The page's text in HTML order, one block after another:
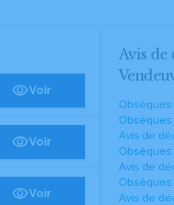
Voir
Voir
Voir
Avis de
Obsèques
Obsèques
Avis de
Obsèques
Avis de
Obsèques
Avis de